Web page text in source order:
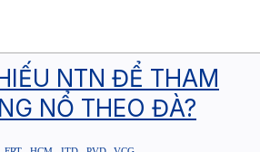
NTN ĐỂ THAM
NỔ THEO ĐÀ?